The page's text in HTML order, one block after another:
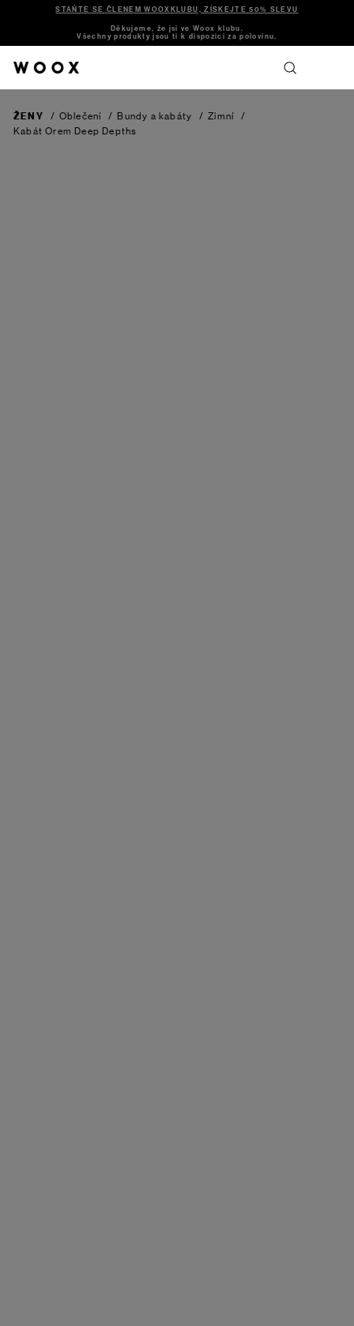
STAŇTE SE ČLENEM WOOXKLUBU, ZÍSKEJTE 50% SLEVU
Děkujeme, že jsi ve Woox klubu.
Všechny produkty jsou ti k dispozici za polovinu.
ŽENY / Oblečení / Bundy a kabáty / Zimní
/
Kabát Orem Deep Depths